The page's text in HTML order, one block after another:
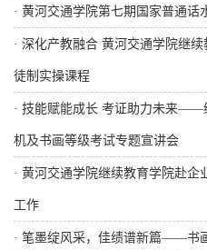
· 黄河交通学院第七期国家普通话
· 深化产教融合 黄河交通学院继
徒制实操课程
· 技能赋能成长 考证助力未来——
机及书画等级考试专题宣讲会
· 黄河交通学院继续教育学院赴企
工作
· 笔墨绽风采，佳绩谱新篇——书